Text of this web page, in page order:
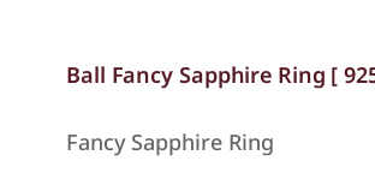
Ball Fancy Sapphire Ring [
Fancy Sapphire Ring